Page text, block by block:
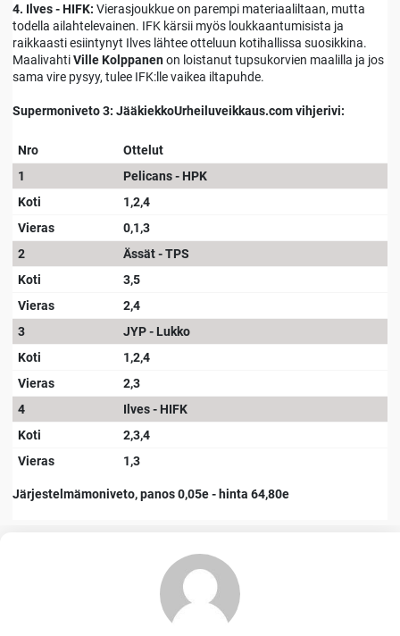
4. Ilves - HIFK: Vierasjoukkue on parempi materiaaliltaan, mutta
todella ailahtelevainen. IFK kärsii myös loukkaantumisista ja
raikkaasti esiintynyt Ilves lähtee otteluun kotihallissa suosikkina.
MaalivahtiVille Kolppanenon loistanut tupsukorvien maalilla ja jos
sama vire pysyy, tulee IFK:lle vaikea iltapuhde.
Supermoniveto 3: JääkiekkoUrheiluveikkaus.com vihjerivi:
Nro
Ottelut
1
Pelicans - HPK
Koti
1,2,4
Vieras
0,1,3
2
Ässät - TPS
Koti
3,5
Vieras
2,4
3
JYP - Lukko
Koti
1,2,4
Vieras
2,3
4
Ilves - HIFK
Koti
2,3,4
Vieras
1,3
Järjestelmämoniveto, panos 0,05e - hinta 64,80e